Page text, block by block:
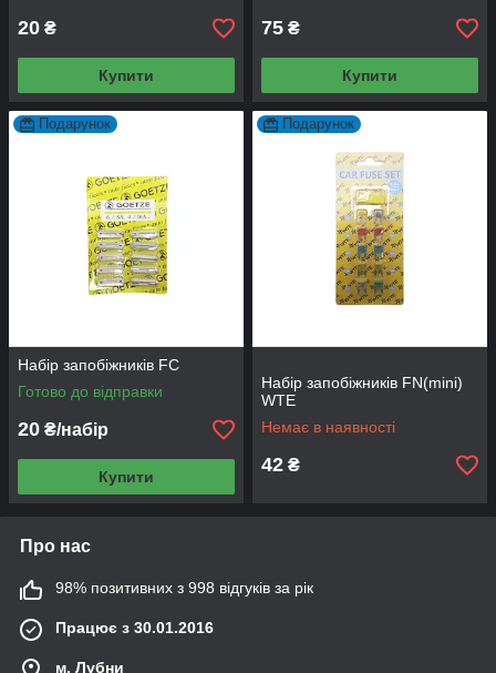
20 ₴
Купити
75 ₴
Купити
Подарунок
Набір запобіжників FC
Готово до відправки
20 ₴/набір
Купити
Подарунок
Набір запобіжників FN(mini)
WTE
Немає в наявності
42 ₴
Про нас
98% позитивних з 998 відгуків за рік
Працює з 30.01.2016
м. Лубни